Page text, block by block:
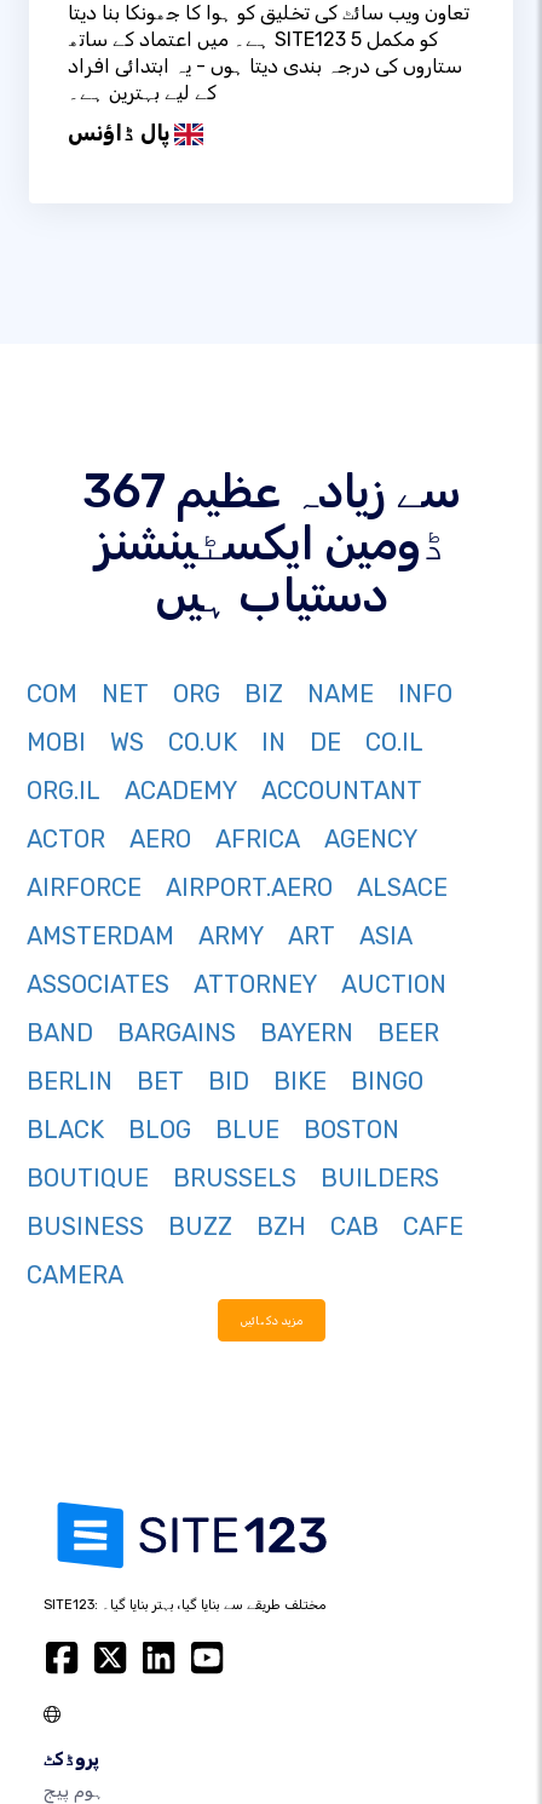
تعاون ویب سائٹ کی تخلیق کو ہوا کا جھونکا بنا دیتا
ہے۔ میں اعتماد کے ساتھ SITE123 کو مکمل 5
ستاروں کی درجہ بندی دیتا ہوں - یہ ابتدائی افراد
کے لیے بہترین ہے۔
پال ڈاؤنس
367 سے زیادہ عظیم
ڈومین ایکسٹینشنز
دستیاب ہیں
COM NET ORG BIZ NAME
INFO
MOBI
WS CO.UK IN DE
CO.IL
ORG.IL
ACADEMY
ACCOUNTANT
ACTOR
AERO AFRICA
AGENCY
AIRFORCE
AIRPORT.AERO
ALSACE
AMSTERDAM
ARMY ART
ASIA
ASSOCIATES
ATTORNEY
AUCTION
BAND
BARGAINS BAYERN
BEER
BERLIN
BET BID BIKE
BINGO
BLACK
BLOG BLUE
BOSTON
BOUTIQUE
BRUSSELS
BUILDERS
BUSINESS
BUZZ BZH CAB
CAFE
CAMERA
مزید دکھائیں
SITE123: مختلف طریقے سے بنایا گیا، بہتر بنایا گیا۔
پروڈکٹ
ہوم پیج